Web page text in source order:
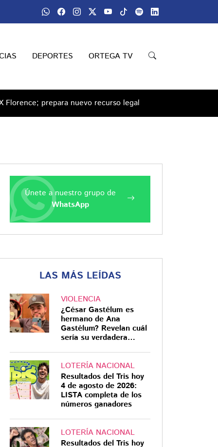
DEPORTES ORTEGA TV
Florence; prepara nuevo recurso legal
Únete a nuestro grupo de
WhatsApp
LAS MÁS LEÍDAS
VIOLENCIA
¿César Gastélum es
hermano de Ana
Gastélum? Revelan cuál
sería su verdadera
LOTERÍA NACIONAL
Resultados del Tris hoy
4 de agosto de 2026:
LISTA completa de los
números ganadores
LOTERÍA NACIONAL
Resultados del Tris hoy